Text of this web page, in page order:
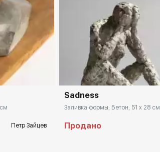
Петр Зайцев
Sadness
Заливка формы, Бетон, 51 x 28 см
Продано